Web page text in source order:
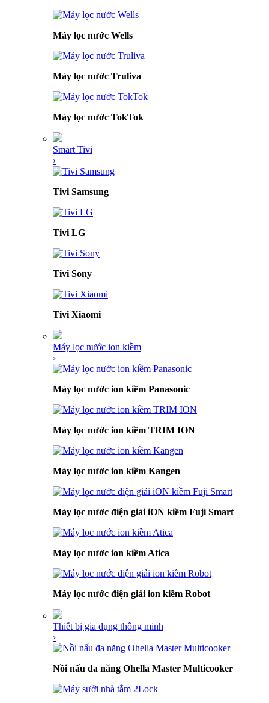
Máy lọc nước Wells
Máy lọc nước Truliva
Máy lọc nước TokTok
Smart Tivi
›
Tivi Samsung
Tivi LG
Tivi Sony
Tivi Xiaomi
Máy lọc nước ion kiềm
›
Máy lọc nước ion kiềm Panasonic
Máy lọc nước ion kiềm TRIM ION
Máy lọc nước ion kiềm Kangen
Máy lọc nước điện giải iON kiềm Fuji Smart
Máy lọc nước ion kiềm Atica
Máy lọc nước điện giải ion kiềm Robot
Thiết bị gia dụng thông minh
›
Nồi nấu đa năng Ohella Master Multicooker